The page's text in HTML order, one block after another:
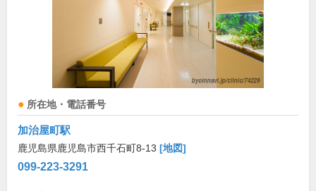
所在地・電話番号
加治屋町駅
鹿児島県鹿児島市西千石町8-13 [地図]
099-223-3291